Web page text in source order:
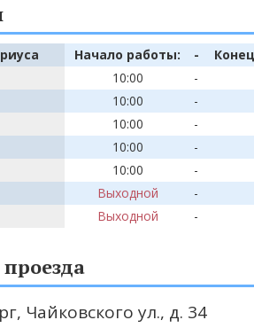
Начало работы: -
10:00
-
10:00
-
10:00
-
10:00
-
10:00
-
Выходной
-
Выходной -
Чайковского ул., д. 34